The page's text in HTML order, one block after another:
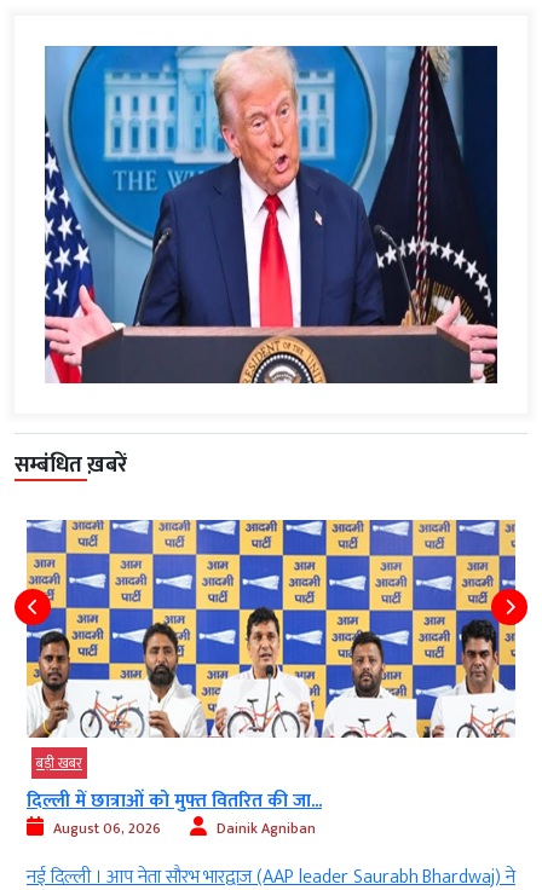
सम्बंधित ख़बरें
बड़ी खबर
दिल्ली में छात्राओं को मुफ्त वितरित की जा...
August 06, 2026 Dainik Agniban
नई दिल्ली । आप नेता सौरभ भारद्वाज (AAP leader Saurabh Bhardwaj) ने
नई